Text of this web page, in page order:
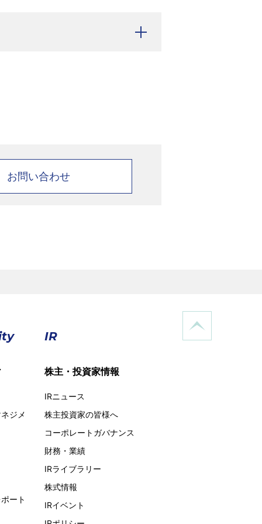
お問い合わせ
ジメ
ート
IR
株主・投資家情報
IRニュース
株主投資家の皆様へ
コーポレートガバナンス
財務・業績
IRライブラリー
株式情報
IRイベント